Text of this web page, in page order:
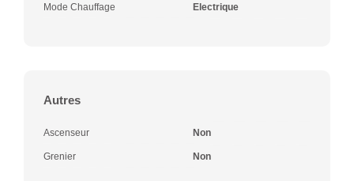
Mode Chauffage Electrique
Autres
Ascenseur Non
Grenier Non